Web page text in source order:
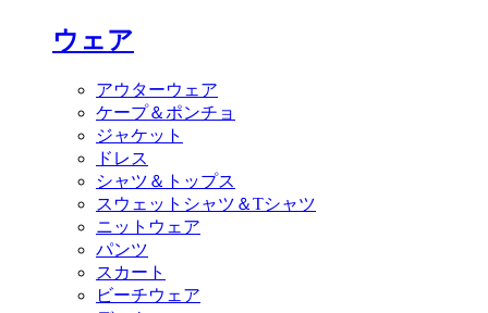
ウェア
アウターウェア
ケープ＆ポンチョ
ジャケット
ドレス
シャツ＆トップス
スウェットシャツ＆Tシャツ
ニットウェア
パンツ
スカート
ビーチウェア